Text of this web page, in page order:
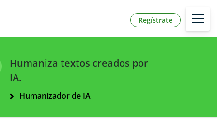
Regístrate
Humaniza textos creados por
IA.
Humanizador de IA